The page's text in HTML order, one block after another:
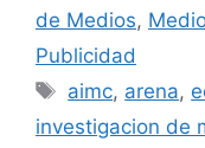
de Medios,
Publicidad
Etiquetas
aimc, arena,
investigacion de